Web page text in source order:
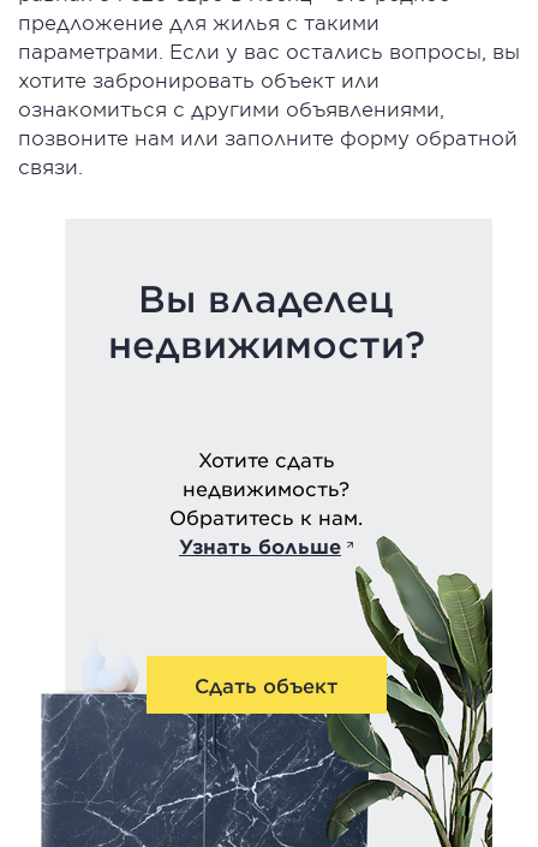
предложение для жилья с такими
параметрами. Если у вас остались вопросы, вы
хотите забронировать объект или
ознакомиться с другими объявлениями,
позвоните нам или заполните форму обратной
связи.
Вы владелец
недвижимости?
Хотите сдать
недвижимость?
Обратитесь к нам.
Узнать больше
Сдать объект